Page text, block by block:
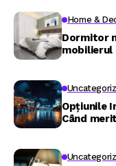
Home &
Dormitor
mobilierul
Opțiunile
Când